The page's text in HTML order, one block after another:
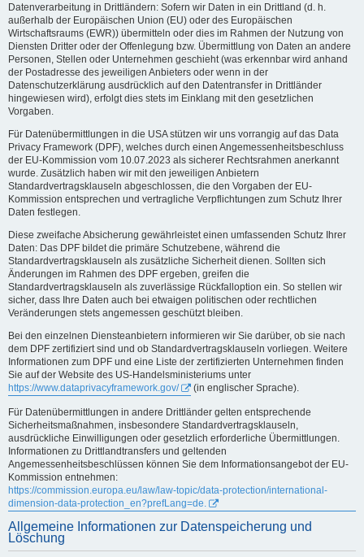
Datenverarbeitung in Drittländern: Sofern wir Daten in ein Drittland (d. h.
außerhalb der Europäischen Union (EU) oder des Europäischen
Wirtschaftsraums (EWR)) übermitteln oder dies im Rahmen der Nutzung von
Diensten Dritter oder der Offenlegung bzw. Übermittlung von Daten an andere
Personen, Stellen oder Unternehmen geschieht (was erkennbar wird anhand
der Postadresse des jeweiligen Anbieters oder wenn in der
Datenschutzerklärung ausdrücklich auf den Datentransfer in Drittländer
hingewiesen wird), erfolgt dies stets im Einklang mit den gesetzlichen
Vorgaben.
Für Datenübermittlungen in die USA stützen wir uns vorrangig auf das Data
Privacy Framework (DPF), welches durch einen Angemessenheitsbeschluss
der EU-Kommission vom 10.07.2023 als sicherer Rechtsrahmen anerkannt
wurde. Zusätzlich haben wir mit den jeweiligen Anbietern
Standardvertragsklauseln abgeschlossen, die den Vorgaben der EU-
Kommission entsprechen und vertragliche Verpflichtungen zum Schutz Ihrer
Daten festlegen.
Diese zweifache Absicherung gewährleistet einen umfassenden Schutz Ihrer
Daten: Das DPF bildet die primäre Schutzebene, während die
Standardvertragsklauseln als zusätzliche Sicherheit dienen. Sollten sich
Änderungen im Rahmen des DPF ergeben, greifen die
Standardvertragsklauseln als zuverlässige Rückfalloption ein. So stellen wir
sicher, dass Ihre Daten auch bei etwaigen politischen oder rechtlichen
Veränderungen stets angemessen geschützt bleiben.
Bei den einzelnen Diensteanbietern informieren wir Sie darüber, ob sie nach
dem DPF zertifiziert sind und ob Standardvertragsklauseln vorliegen. Weitere
Informationen zum DPF und eine Liste der zertifizierten Unternehmen finden
Sie auf der Website des US-Handelsministeriums unter
https://www.dataprivacyframework.gov/
(in englischer Sprache).
Für Datenübermittlungen in andere Drittländer gelten entsprechende
Sicherheitsmaßnahmen, insbesondere Standardvertragsklauseln,
ausdrückliche Einwilligungen oder gesetzlich erforderliche Übermittlungen.
Informationen zu Drittlandtransfers und geltenden
Angemessenheitsbeschlüssen können Sie dem Informationsangebot der EU-
Kommission entnehmen:
https://commission.europa.eu/law/law-topic/data-protection/international-
dimension-data-protection_en?prefLang=de.
Allgemeine Informationen zur Datenspeicherung und
Löschung